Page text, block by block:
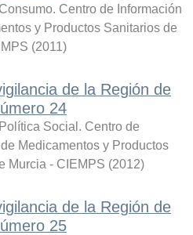
Centro de Información
y Productos Sanitarios de
(2011)
de la Región de
24
Social. Centro de
Medicamentos y Productos
Murcia - CIEMPS (2012)
de la Región de
25